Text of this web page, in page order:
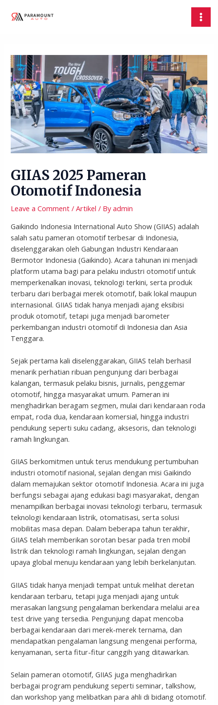
GIIAS 2025 Pameran
Otomotif Indonesia
Leave a Comment /Artikel / Byadmin
Gaikindo Indonesia International Auto Show (GIIAS) adalah
salah satu pameran otomotif terbesar di Indonesia,
diselenggarakan oleh Gabungan Industri Kendaraan
Bermotor Indonesia (Gaikindo). Acara tahunan ini menjadi
platform utama bagi para pelaku industri otomotif untuk
memperkenalkan inovasi, teknologi terkini, serta produk
terbaru dari berbagai merek otomotif, baik lokal maupun
internasional. GIIAS tidak hanya menjadi ajang eksibisi
produk otomotif, tetapi juga menjadi barometer
perkembangan industri otomotif di Indonesia dan Asia
Tenggara.
Sejak pertama kali diselenggarakan, GIIAS telah berhasil
menarik perhatian ribuan pengunjung dari berbagai
kalangan, termasuk pelaku bisnis, jurnalis, penggemar
otomotif, hingga masyarakat umum. Pameran ini
menghadirkan beragam segmen, mulai dari kendaraan roda
empat, roda dua, kendaraan komersial, hingga industri
pendukung seperti suku cadang, aksesoris, dan teknologi
ramah lingkungan.
GIIAS berkomitmen untuk terus mendukung pertumbuhan
industri otomotif nasional, sejalan dengan misi Gaikindo
dalam memajukan sektor otomotif Indonesia. Acara ini juga
berfungsi sebagai ajang edukasi bagi masyarakat, dengan
menampilkan berbagai inovasi teknologi terbaru, termasuk
teknologi kendaraan listrik, otomatisasi, serta solusi
mobilitas masa depan. Dalam beberapa tahun terakhir,
GIIAS telah memberikan sorotan besar pada tren mobil
listrik dan teknologi ramah lingkungan, sejalan dengan
upaya global menuju kendaraan yang lebih berkelanjutan.
GIIAS tidak hanya menjadi tempat untuk melihat deretan
kendaraan terbaru, tetapi juga menjadi ajang untuk
merasakan langsung pengalaman berkendara melalui area
test drive yang tersedia. Pengunjung dapat mencoba
berbagai kendaraan dari merek-merek ternama, dan
mendapatkan pengalaman langsung mengenai performa,
kenyamanan, serta fitur-fitur canggih yang ditawarkan.
Selain pameran otomotif, GIIAS juga menghadirkan
berbagai program pendukung seperti seminar, talkshow,
dan workshop yang melibatkan para ahli di bidang otomotif.
navigation